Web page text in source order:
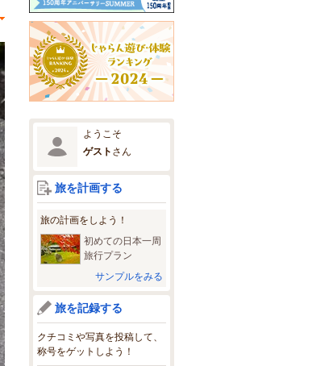
ようこそ
ゲスト さん
旅を計画する
旅の計画をしよう！
初めての日本一周
旅行プラン
サンプルをみる
旅を記録する
クチコミや写真を投稿して、
称号をゲットしよう！